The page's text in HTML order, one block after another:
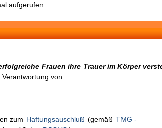
aufgerufen.
Frauen ihre Trauer im Körper
von
zum Haftungsauschluß (gemäß TMG -